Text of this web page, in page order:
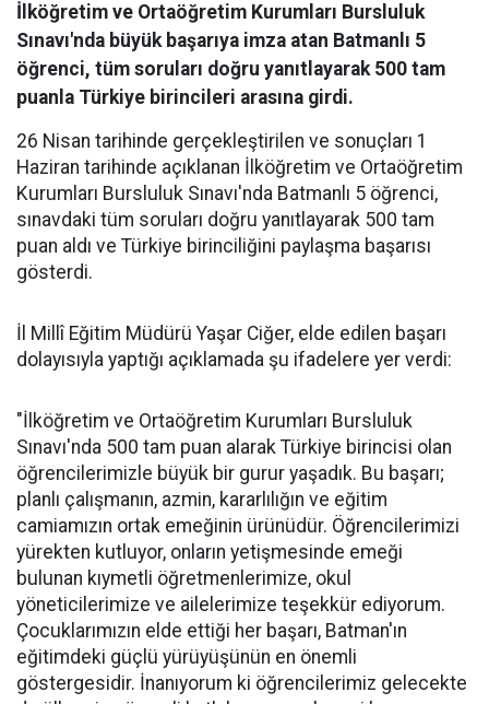
İlköğretim ve Ortaöğretim Kurumları Bursluluk
Sınavı'nda büyük başarıya imza atan Batmanlı 5
öğrenci, tüm soruları doğru yanıtlayarak 500 tam
puanla Türkiye birincileri arasına girdi.
26 Nisan tarihinde gerçekleştirilen ve sonuçları 1
Haziran tarihinde açıklanan İlköğretim ve Ortaöğretim
Kurumları Bursluluk Sınavı'nda Batmanlı 5 öğrenci,
sınavdaki tüm soruları doğru yanıtlayarak 500 tam
puan aldı ve Türkiye birinciliğini paylaşma başarısı
gösterdi.
İl Millî Eğitim Müdürü Yaşar Ciğer, elde edilen başarı
dolayısıyla yaptığı açıklamada şu ifadelere yer verdi:
"İlköğretim ve Ortaöğretim Kurumları Bursluluk
Sınavı'nda 500 tam puan alarak Türkiye birincisi olan
öğrencilerimizle büyük bir gurur yaşadık. Bu başarı;
planlı çalışmanın, azmin, kararlılığın ve eğitim
camiamızın ortak emeğinin ürünüdür. Öğrencilerimizi
yürekten kutluyor, onların yetişmesinde emeği
bulunan kıymetli öğretmenlerimize, okul
yöneticilerimize ve ailelerimize teşekkür ediyorum.
Çocuklarımızın elde ettiği her başarı, Batman'ın
eğitimdeki güçlü yürüyüşünün en önemli
göstergesidir. İnanıyorum ki öğrencilerimiz gelecekte